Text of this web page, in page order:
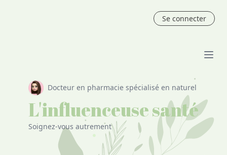
Se connecter
Docteur en pharmacie spécialisé en naturel
L'influenceuse santé
Soignez-vous autrement